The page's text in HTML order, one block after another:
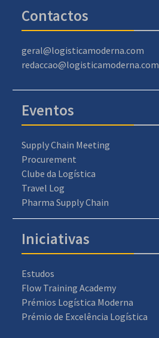
Contactos
geral@logisticamoderna.com
redaccao@logisticamoderna.com
Eventos
Supply Chain Meeting
Procurement
Clube da Logística
Travel Log
Pharma Supply Chain
Iniciativas
Estudos
Flow Training Academy
Prémios Logística Moderna
Prémio de Excelência Logística